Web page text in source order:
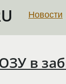
Новости
в